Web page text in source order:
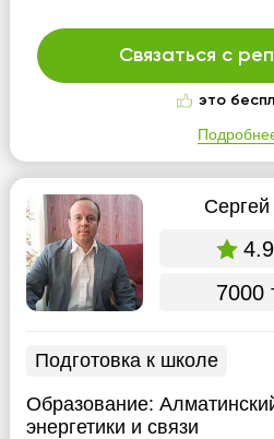
Связаться с
это
4.9
7000
Подготовка к школе
Образование:
энергетики и связи